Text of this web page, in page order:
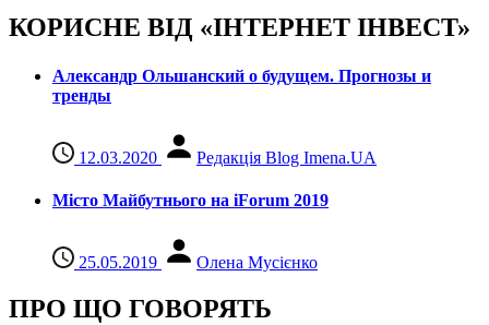
КОРИСНЕ ВІД «ІНТЕРНЕТ ІНВЕСТ»
Александр Ольшанский о будущем. Прогнозы и
тренды
12.03.2020 Редакція Blog Imena.UA
Місто Майбутнього на iForum 2019
25.05.2019 Олена Мусієнко
ПРО ЩО ГОВОРЯТЬ